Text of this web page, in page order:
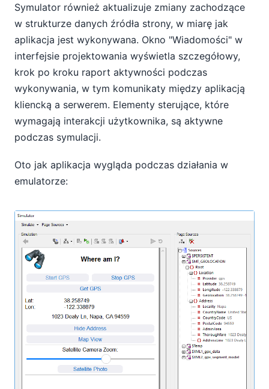
Symulator również aktualizuje zmiany zachodzące
w strukturze danych źródła strony, w miarę jak
aplikacja jest wykonywana. Okno "Wiadomości" w
interfejsie projektowania wyświetla szczegółowy,
krok po kroku raport aktywności podczas
wykonywania, w tym komunikaty między aplikacją
kliencką a serwerem. Elementy sterujące, które
wymagają interakcji użytkownika, są aktywne
podczas symulacji.
Oto jak aplikacja wygląda podczas działania w
emulatorze: